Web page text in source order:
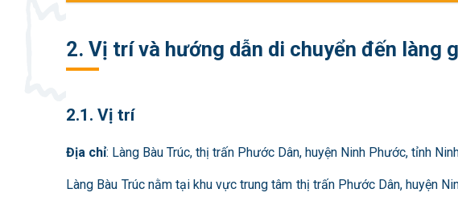
2. Vị trí và hướng dẫn di chuyển đến làng
2.1. Vị trí
Địa chỉ: Làng Bàu Trúc,thị trấn Phước Dân, huyện Ninh Phước, tỉnh
Làng Bàu Trúc nằm tại khu vực trung tâm thị trấn Phước Dân, huyện